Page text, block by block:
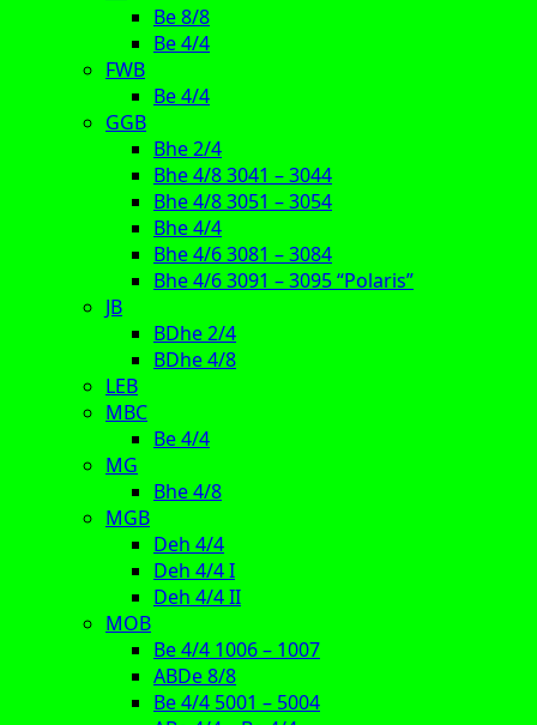
Be 8/8
Be 4/4
FWB
Be 4/4
GGB
Bhe 2/4
Bhe 4/8 3041 – 3044
Bhe 4/8 3051 – 3054
Bhe 4/4
Bhe 4/6 3081 – 3084
Bhe 4/6 3091 – 3095 “Polaris”
JB
BDhe 2/4
BDhe 4/8
LEB
MBC
Be 4/4
MG
Bhe 4/8
MGB
Deh 4/4
Deh 4/4 I
Deh 4/4 II
MOB
Be 4/4 1006 – 1007
ABDe 8/8
Be 4/4 5001 – 5004